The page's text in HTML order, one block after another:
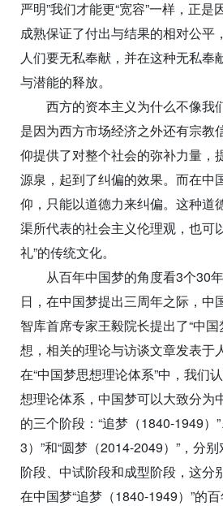
严明”我们才能更“宽容”一样，正
成熟保证了付出与结果的相对公平
人们要无私奉献，并在这种无私奉
与潜能的释放。
西方的资本主义为什么不像我
是因为西方市场经济之外还有宗教
仰提供了对整个社会的弥补力量，
源泉，起到了纠偏的效果。而在中
仰，只能以道德力来纠偏。这种道
渠所代表的社会主义伦理观，也可
礼”的传统文化。
从百年中国梦的角度看3个30
日，在中国梦提出三周年之际，
智库首席专家王毅院长提出了“中
想，相关的理论与访谈文章发表于
在“中国梦思想理论体系”中，我们
想理论体系，中国梦可以大致分为
的三个阶段：“追梦（1840-1949）
3）”和“圆梦（2014-2049）”，分
阶段、中试阶段和成型阶段，这分
在中国梦“追梦（1840-1949）”的